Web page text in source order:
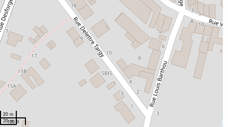
20 m
100 ft
20 m